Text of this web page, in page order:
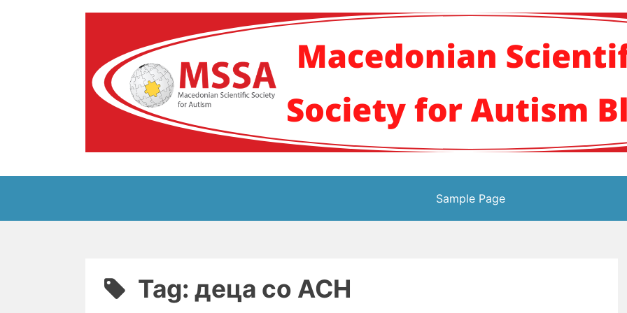
Блог на Македонското научно
Sample Page
Tag: деца со АСН